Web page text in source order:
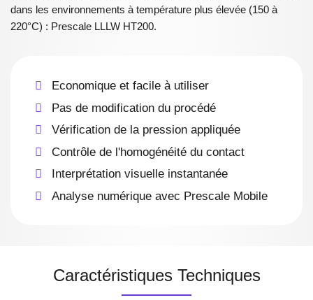
dans les environnements à température plus élevée (150 à
220°C) : Prescale LLLW HT200.
Economique et facile à utiliser
Pas de modification du procédé
Vérification de la pression appliquée
Contrôle de l'homogénéité du contact
Interprétation visuelle instantanée
Analyse numérique avec Prescale Mobile
Caractéristiques Techniques